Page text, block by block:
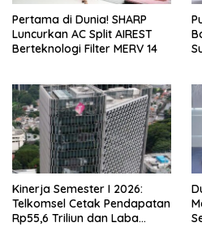
Pertama di Dunia! SHARP
Luncurkan AC Split AIREST
Berteknologi Filter MERV 14
Kinerja Semester I 2026:
Telkomsel Cetak Pendapatan
Rp55,6 Triliun dan Laba